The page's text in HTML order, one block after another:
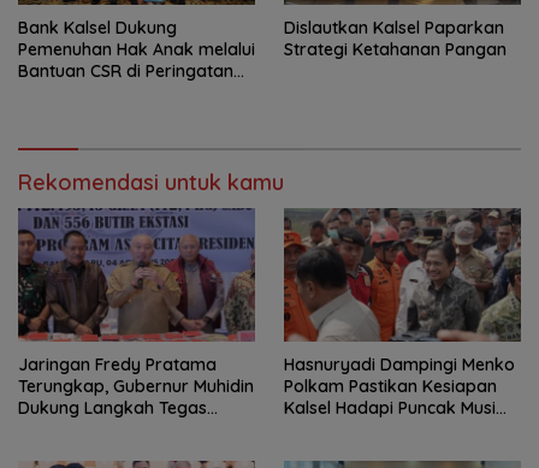
Bank Kalsel Dukung
Pemenuhan Hak Anak melalui
Bantuan CSR di Peringatan
Dislautkan Kalsel Paparkan
Strategi Ketahanan Pangan
Rekomendasi untuk kamu
Jaringan Fredy Pratama
Terungkap, Gubernur Muhidin
Dukung Langkah Tegas
Hasnuryadi Dampingi Menko
Polkam Pastikan Kesiapan
Kalsel Hadapi Puncak Musim